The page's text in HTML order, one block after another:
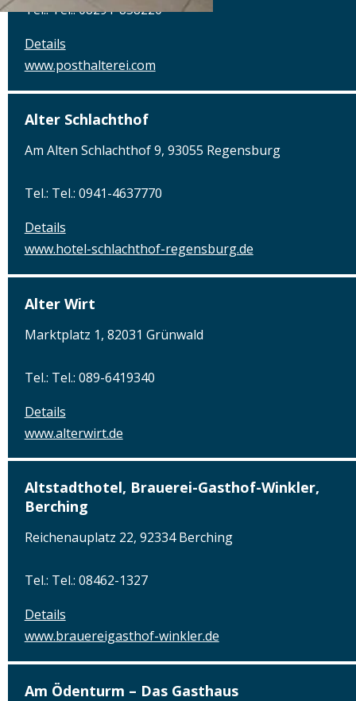
Tel.: Tel.: 08291-858220
Details
www.posthalterei.com
Alter Schlachthof
Am Alten Schlachthof 9, 93055 Regensburg
Tel.: Tel.: 0941-4637770
Details
www.hotel-schlachthof-regensburg.de
Alter Wirt
Marktplatz 1, 82031 Grünwald
Tel.: Tel.: 089-6419340
Details
www.alterwirt.de
Altstadthotel, Brauerei-Gasthof-Winkler,
Berching
Reichenauplatz 22, 92334 Berching
Tel.: Tel.: 08462-1327
Details
www.brauereigasthof-winkler.de
Am Ödenturm – Das Gasthaus